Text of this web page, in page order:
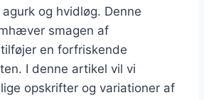
og hvidløg. Denne
smagen af
en forfriskende
I denne artikel vil vi
opskrifter og variationer af